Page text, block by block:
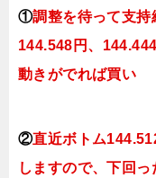
①調整を待って支持
144.548円、144.444
動きがでれば買い
②直近ボトム
しますので、下回